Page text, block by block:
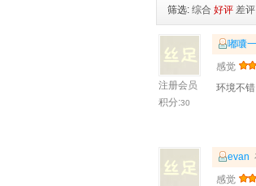
筛选: 综合 好评 差评
注册会员
积分:30
嘟囔
感觉
环境不
evan
感觉